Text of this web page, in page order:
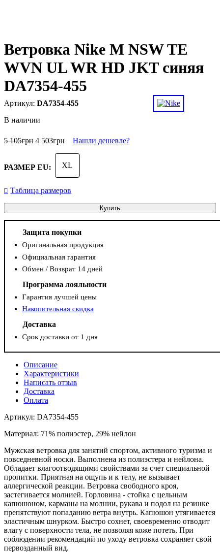
Ветровка Nike M NSW TE
WVN UL WR HD JKT синяя
DA7354-455
DA7354-455
В наличии
5 105грн 4 503грн Нашли дешевле?
РАЗМЕР EU: XL
Таблица размеров
Купить
Защита покупки
Оригинальная продукция
Официальная гарантия
Обмен / Возврат 14 дней
Программа лояльности
Гарантия лучшей цены
Накопительная скидка
Доставка
Срок доставки от 1 дня
Описание
Характеристики
Написать отзыв
Доставка
Оплата
Артикул: DA7354-455
Материал: 71% полиэстер, 29% нейлон
Мужская ветровка для занятий спортом, активного туризма и
повседневной носки. Выполнена из полиэстера и нейлона.
Обладает влагоотводящими свойствами за счет специальной
пропитки. Приятная на ощупь и к телу, не вызывает
аллергической реакции. Ветровка свободного кроя,
застегивается молнией. Горловина - стойка с цельным
капюшоном, карманы на молнии, рукава и подол на резинке
препятствуют попаданию ветра внутрь. Капюшон утягивается
эластичным шнурком. Быстро сохнет, своевременно отводит
влагу с поверхности тела, не позволяя коже потеть. При
соблюдении рекомендаций по уходу ветровка сохраняет свой
первозданный вид.